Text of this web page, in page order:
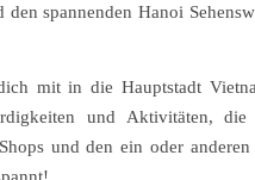
spannenden Hanoi
mit in die Hauptstadt
und Aktivitäten,
und den ein oder